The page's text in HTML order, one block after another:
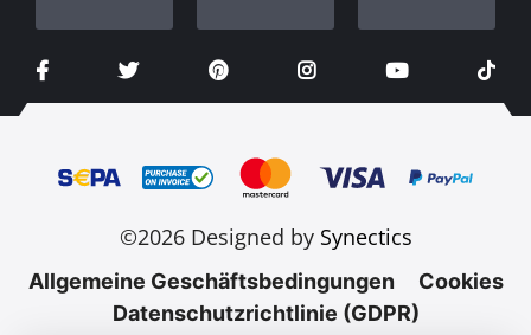
©2026 Designed by Synectics
Allgemeine Geschäftsbedingungen
Cookies
Datenschutzrichtlinie (GDPR)